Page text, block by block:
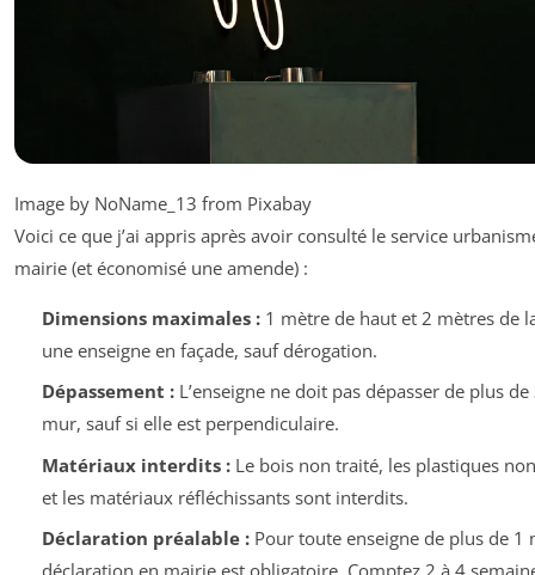
Image by NoName_13 from Pixabay
Voici ce que j’ai appris après avoir consulté le service
mairie (et économisé une amende) :
Dimensions maximales :1 mètre de haut et 2 mètres de
une enseigne en façade, sauf dérogation.
Dépassement :L’enseigne ne doit pas dépasser de plus
mur, sauf si elle est perpendiculaire.
Matériaux interdits :Le bois non traité, les plastiques
et les matériaux réfléchissants sont interdits.
Déclaration préalable :Pour toute enseigne de plus de 1